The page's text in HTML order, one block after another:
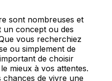
sont nombreuses et
un concept ou des
vous recherchiez
ou simplement de
de choisir
mieux à vos attentes.
chances de vivre une